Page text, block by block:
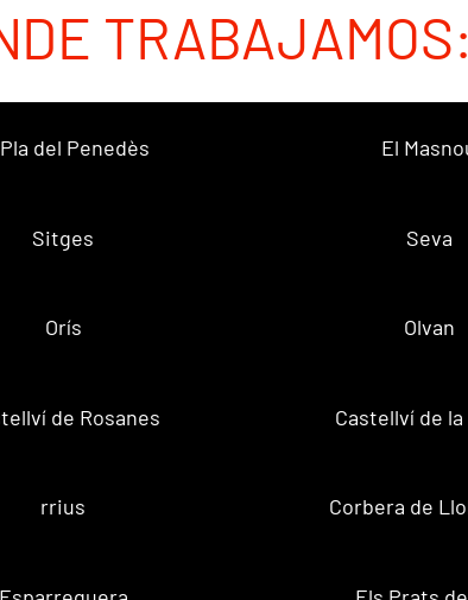
TRABAJAMOS:
del Penedès El
Sitges Seva
Orís Olvan
de Rosanes Castellví de la
rrius Corbera de